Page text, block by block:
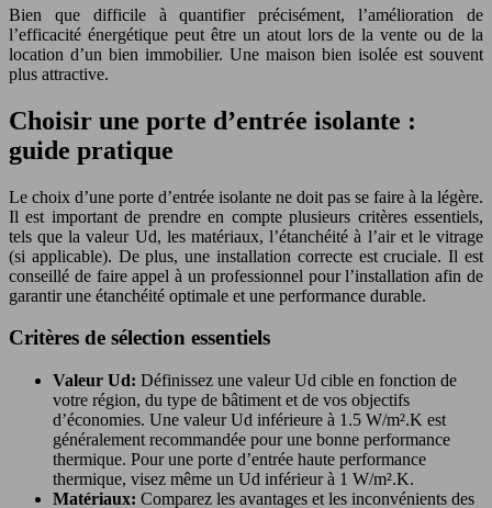
Bien que difficile à quantifier précisément, l’amélioration de
l’efficacité énergétique peut être un atout lors de la vente ou de la
location d’un bien immobilier. Une maison bien isolée est souvent
plus attractive.
Choisir une porte d’entrée isolante :
guide pratique
Le choix d’une porte d’entrée isolante ne doit pas se faire à la légère.
Il est important de prendre en compte plusieurs critères essentiels,
tels que la valeur Ud, les matériaux, l’étanchéité à l’air et le vitrage
(si applicable). De plus, une installation correcte est cruciale. Il est
conseillé de faire appel à un professionnel pour l’installation afin de
garantir une étanchéité optimale et une performance durable.
Critères de sélection essentiels
Valeur Ud: Définissez une valeur Ud cible en fonction de
votre région, du type de bâtiment et de vos objectifs
d’économies. Une valeur Ud inférieure à 1.5 W/m².K est
généralement recommandée pour une bonne performance
thermique. Pour une porte d’entrée haute performance
thermique, visez même un Ud inférieur à 1 W/m².K.
Matériaux: Comparez les avantages et les inconvénients des